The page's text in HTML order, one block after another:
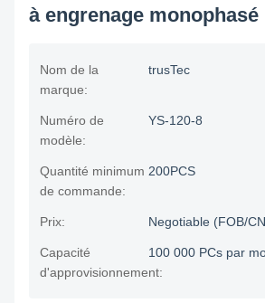
à engrenage monophasé
Nom de la
marque:
trusTec
Numéro de
modèle:
YS-120-8
Quantité minimum
de commande:
200PCS
Prix: Negotiable (FOB/
Capacité
d'approvisionnement:
100 000 PCs par